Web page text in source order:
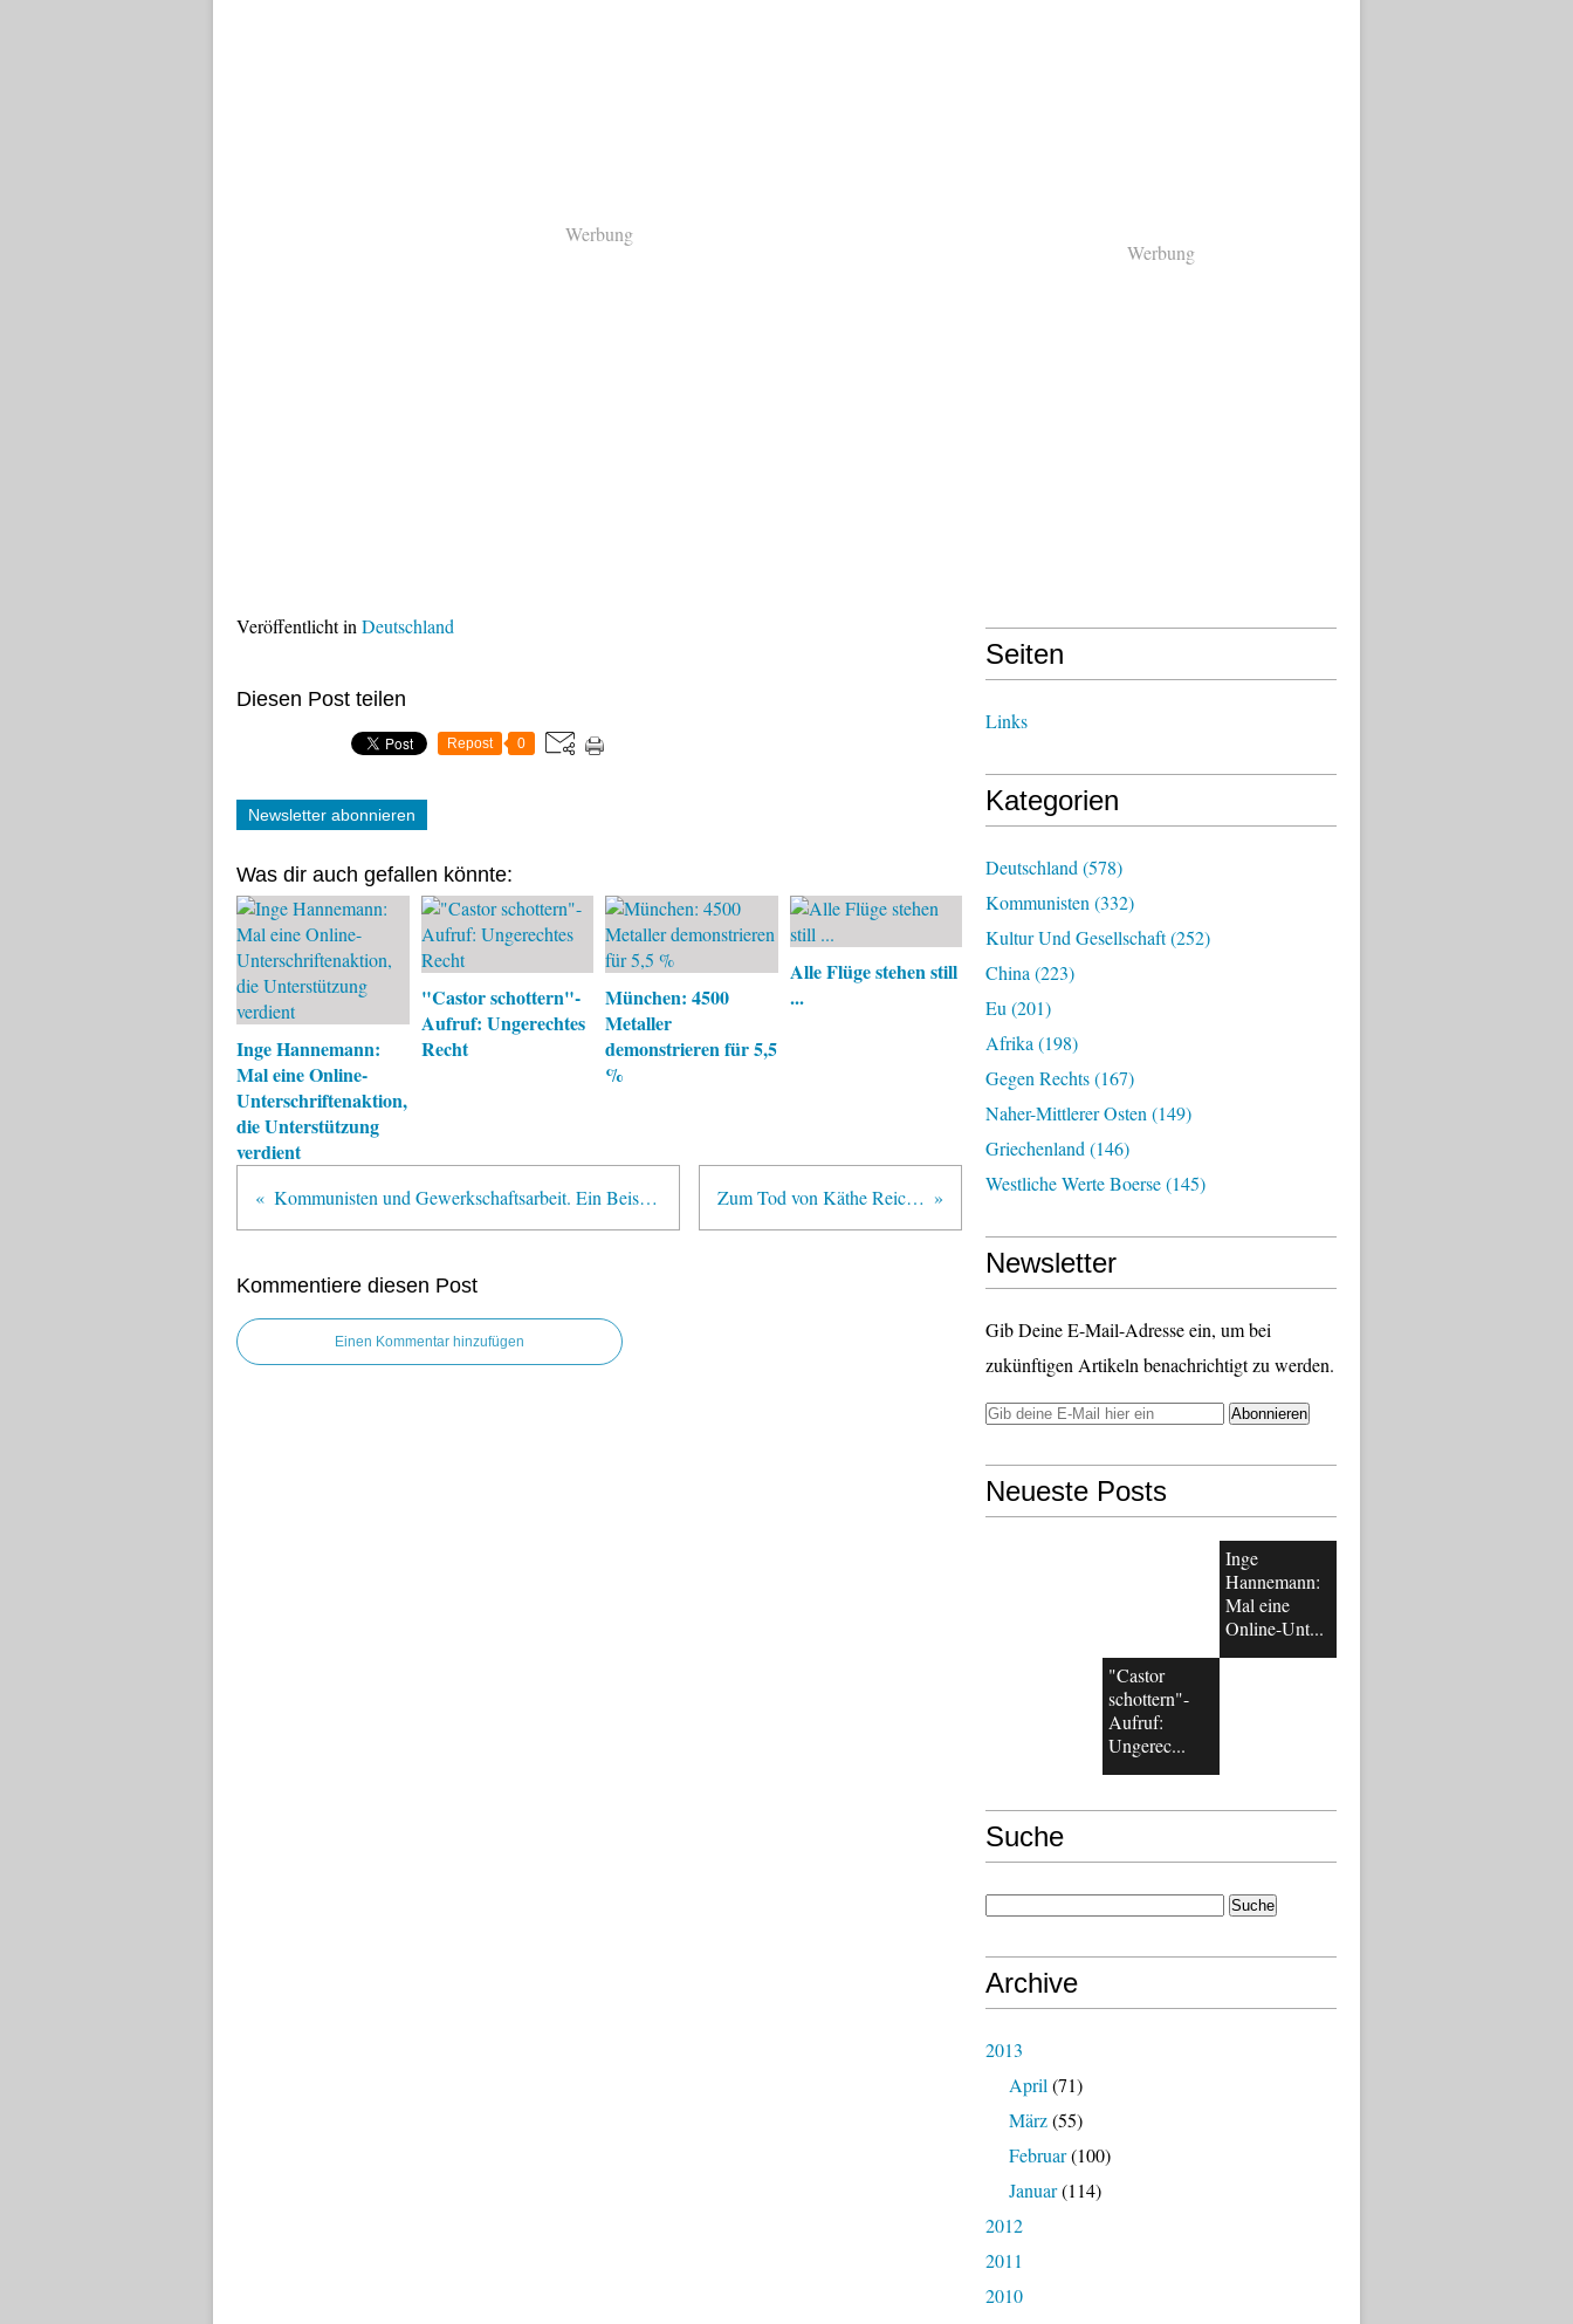
Werbung
Veröffentlicht in Deutschland
Diesen Post teilen
Repost 0
Newsletter abonnieren
Was dir auch gefallen könnte:
Inge Hannemann:
Mal eine Online-
Unterschriftenaktion,
die Unterstützung
verdient
"Castor schottern"-
Aufruf: Ungerechtes
Recht
München: 4500
Metaller
demonstrieren für 5,5
%
Alle Flüge stehen still
...
Kommunisten und Gewerkschaftsarbeit. Ein Beispiel Zum Tod von Käthe Reichel
Kommentiere diesen Post
Einen Kommentar hinzufügen
Werbung
Seiten
Links
Kategorien
Deutschland (578)
Kommunisten (332)
Kultur Und Gesellschaft(252)
China (223)
Eu (201)
Afrika (198)
Gegen Rechts(167)
Naher-Mittlerer Osten (149)
Griechenland (146)
Westliche Werte Boerse(145)
Newsletter
Gib Deine E-Mail-Adresse ein, um bei
zukünftigen Artikeln benachrichtigt zu werden.
Neueste Posts
Inge
Hannemann:
Mal eine
Online-Unt...
"Castor
schottern"-
Aufruf:
Ungerec...
Suche
Archive
2013
April (71)
März(55)
Februar(100)
Januar(114)
2012
2011
2010